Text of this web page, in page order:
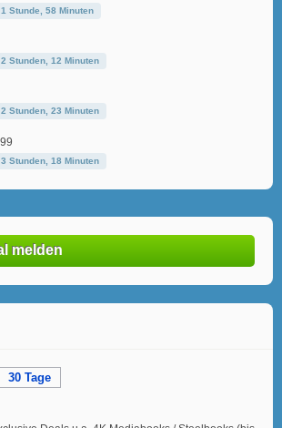
Stunde, 58 Minuten
Stunden, 12 Minuten
Stunden, 23 Minuten
Stunden, 18 Minuten
melden
30 Tage